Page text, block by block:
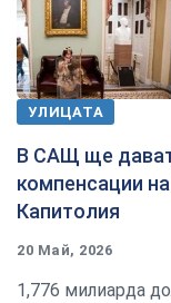
УЛИЦАТА
В САЩ ще дават
компенсации
Капитолия
20 Май, 2026
1,776 милиарда